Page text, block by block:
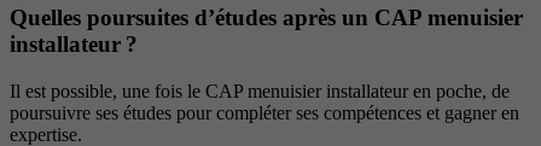
Quelles poursuites d’études après un CAP menuisier
installateur ?
Il est possible, une fois le CAP menuisier installateur en poche, de
poursuivre ses études pour compléter ses compétences et gagner en
expertise.